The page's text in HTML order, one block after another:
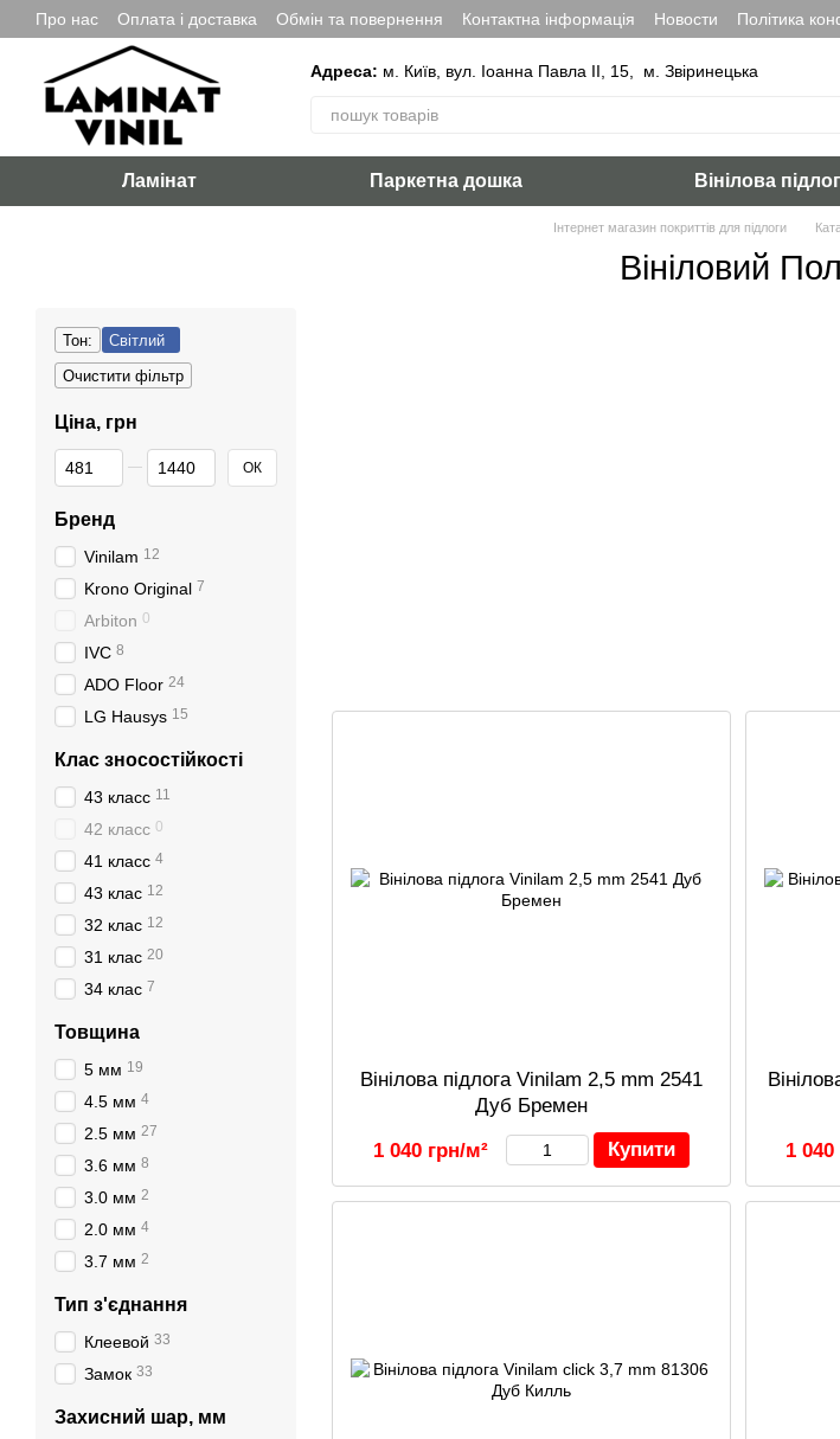
Перейти до основного контенту
Про нас Оплата і доставка Обмін та повернення Контактна інформація Новости Політика
Адреса: м. Київ, вул. Іоанна Павла ІІ, 15, м. Звіринецька
Ламінат Паркетна дошка Вінілова
Інтернет магазин покриттів для підлоги
Вініловий
Вінілова підлога Vinilam 2,5 mm 2541
Дуб Бремен
1 040 грн/м² Купити 1 040
Тон:
Світлий
Очистити фільтр
Ціна, грн
Від Ціна, грн
До Ціна, грн ОК
Бренд
Vinilam 12
Krono Original 7
Arbiton 0
IVC 8
ADO Floor 24
LG Hausys 15
Клас зносостійкості
43 класс 11
42 класс 0
41 класс 4
43 клас 12
32 клас 12
31 клас 20
34 клас 7
Товщина
5 мм 19
4.5 мм 4
2.5 мм 27
3.6 мм 8
3.0 мм 2
2.0 мм 4
3.7 мм 2
Тип з'єднання
Клеевой 33
Замок 33
Захисний шар, мм